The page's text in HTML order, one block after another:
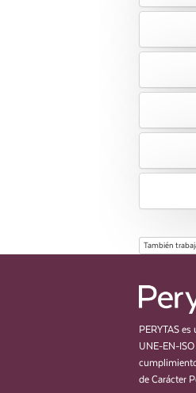
También
PERYTAS
UNE-EN-
de Carácter